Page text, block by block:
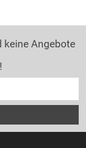
keine Angebote